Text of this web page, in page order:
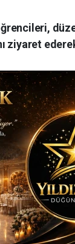
ziyaret